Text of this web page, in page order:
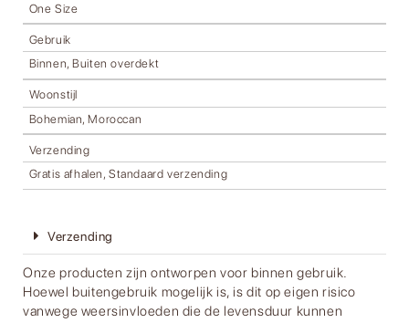
One Size
Gebruik
Binnen, Buiten overdekt
Woonstijl
Bohemian, Moroccan
Verzending
Gratis afhalen, Standaard verzending
Verzending
Onze producten zijn ontworpen voor binnen gebruik.
Hoewel buitengebruik mogelijk is, is dit op eigen risico
vanwege weersinvloeden die de levensduur kunnen